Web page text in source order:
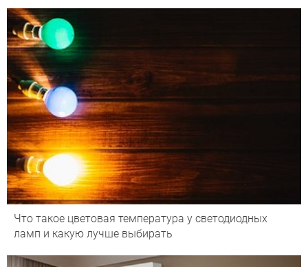
Что такое цветовая температура у светодиодных
ламп и какую лучше выбирать